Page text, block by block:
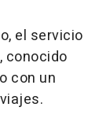
el servicio
conocido
con un